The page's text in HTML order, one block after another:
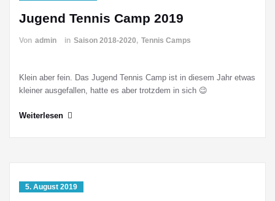
Jugend Tennis Camp 2019
Von admin in Saison 2018-2020, Tennis Camps
Klein aber fein. Das Jugend Tennis Camp ist in diesem Jahr etwas
kleiner ausgefallen, hatte es aber trotzdem in sich 😉
Weiterlesen
5. August 2019